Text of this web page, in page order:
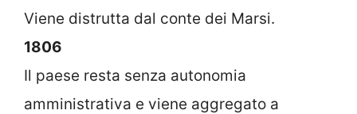
Viene distrutta dal conte dei Marsi.
1806
Il paese resta senza autonomia
amministrativa e viene aggregato a